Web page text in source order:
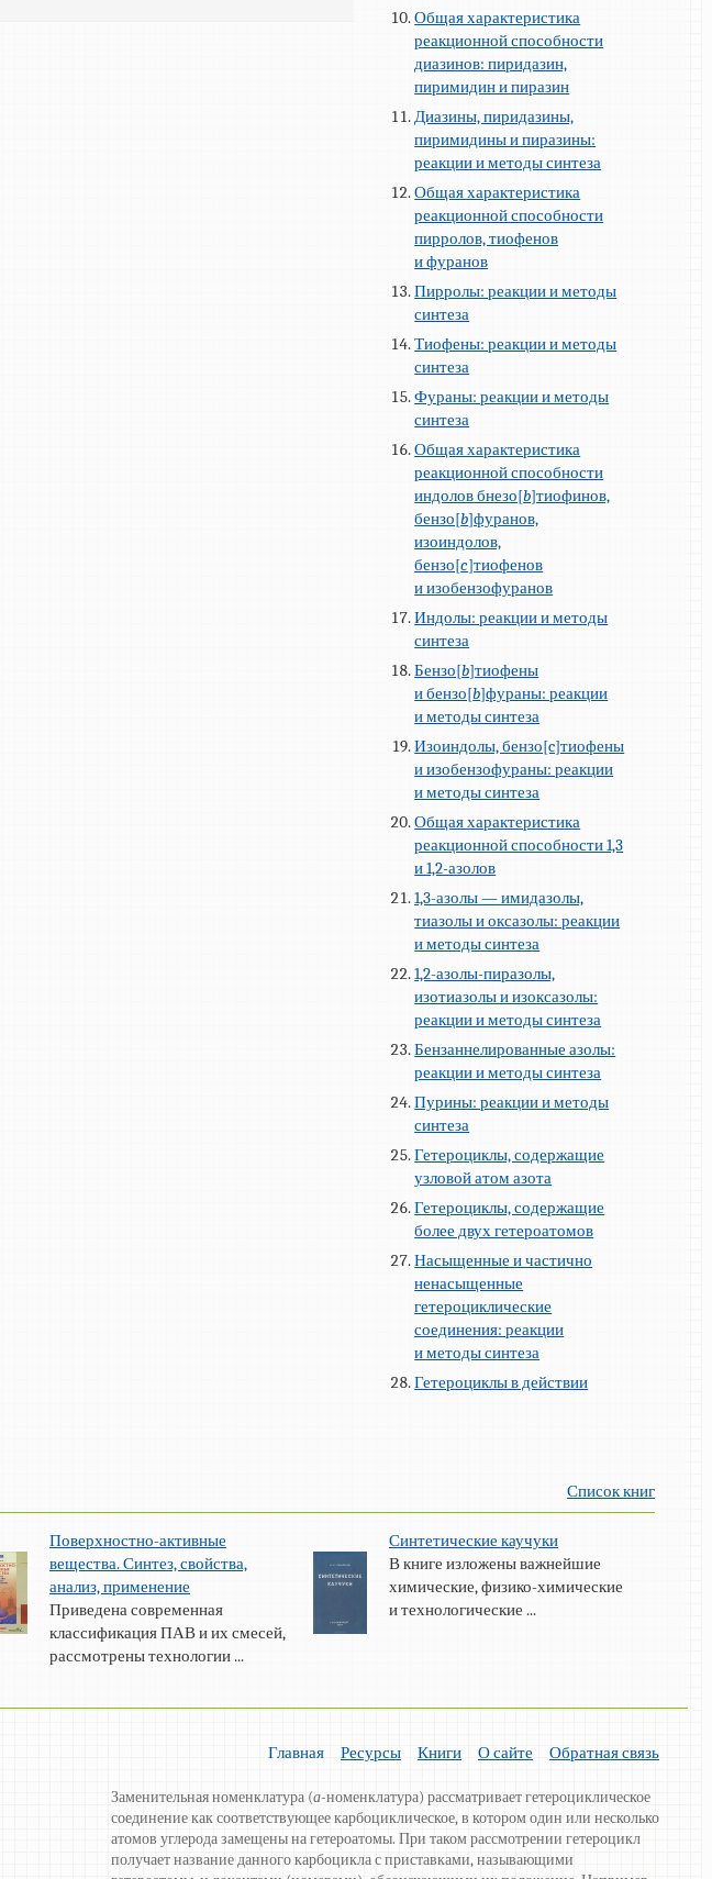
Общая характеристика
реакционной способности
диазинов: пиридазин,
пиримидин и пиразин
Диазины, пиридазины,
пиримидины и пиразины:
реакции и методы синтеза
Общая характеристика
реакционной способности
пирролов, тиофенов
и фуранов
Пирролы: реакции и методы
синтеза
Тиофены: реакции и методы
синтеза
Фураны: реакции и методы
синтеза
Общая характеристика
реакционной способности
индолов бнезо[b]тиофинов,
бензо[b]фуранов,
изоиндолов,
бензо[c]тиофенов
и изобензофуранов
Индолы: реакции и методы
синтеза
Бензо[b]тиофены
и бензо[b]фураны: реакции
и методы синтеза
Изоиндолы, бензо[c]тиофены
и изобензофураны: реакции
и методы синтеза
Общая характеристика
реакционной способности 1,3
и 1,2-азолов
1,3-азолы — имидазолы,
тиазолы и оксазолы: реакции
и методы синтеза
1,2-азолы-пиразолы,
изотиазолы и изоксазолы:
реакции и методы синтеза
Бензаннелированные азолы:
реакции и методы синтеза
Пурины: реакции и методы
синтеза
Гетероциклы, содержащие
узловой атом азота
Гетероциклы, содержащие
более двух гетероатомов
Насыщенные и частично
ненасыщенные
гетероциклические
соединения: реакции
и методы синтеза
Гетероциклы в действии
Список книг
Поверхностно-активные
вещества. Синтез, свойства,
анализ, применение
Приведена современная
классификация ПАВ и их смесей,
рассмотрены технологии ...
Синтетические каучуки
В книге изложены важнейшие
химические, физико-химические
и технологические ...
Главная Ресурсы Книги О сайте Обратная связь
Заменительная номенклатура (а-номенклатура) рассматривает гетероциклическое
соединение как соответствующее карбоциклическое, в котором один или несколько
атомов углерода замещены на гетероатомы. При таком рассмотрении гетероцикл
получает название данного карбоцикла с приставками, называющими